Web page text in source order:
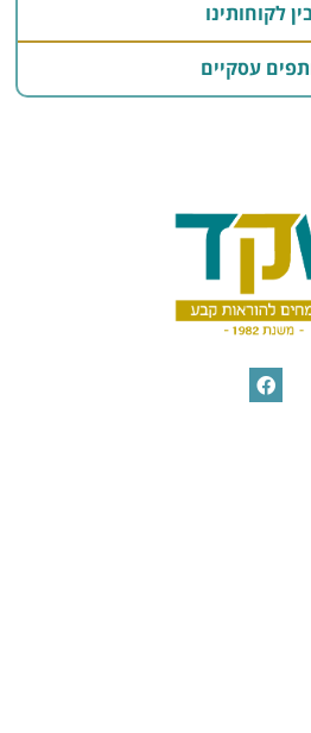
לקוחותינו
עסקיים